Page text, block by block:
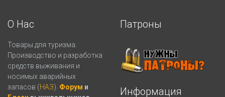
О Нас
Товары для туризма.
Производство и разработка
средств выживания и
носимых аварийных
запасов (НАЗ). Форум и
Патроны
Информация